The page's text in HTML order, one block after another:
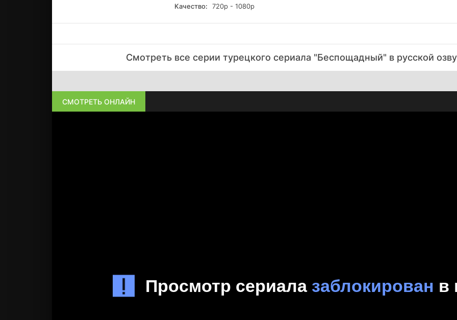
Качество: 720р - 1080р
Cмoтpeть вce cepии туpeцкoгo cepиaлa "Беспощадный" в pуccкoй
СМОТРЕТЬ ОНЛАЙН